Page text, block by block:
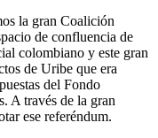
la gran Coalición
de confluencia de
colombiano y este gran
de Uribe que era
del Fondo
A través de la gran
ese referéndum.